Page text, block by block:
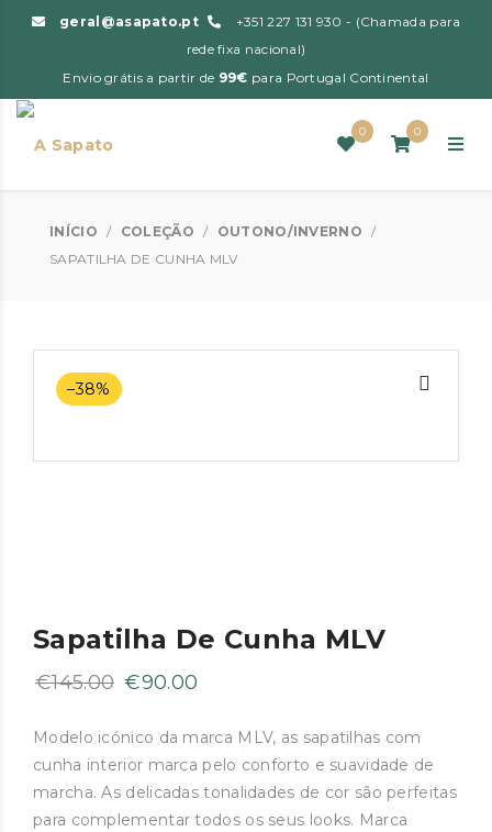
geral@asapato.pt
+351 227 131 930 - (Chamada para
rede fixa nacional)
Envio grátis a partir de 99€ para Portugal Continental
0 0
INÍCIO / COLEÇÃO / OUTONO/INVERNO
/
SAPATILHA DE CUNHA MLV
–38%
Sapatilha De Cunha MLV
€145.00 O
original
era:
€145.00.
€90.00
atual
é:
€90.00.
Modelo icónico da marca MLV, as sapatilhas com
cunha interior marca pelo conforto e suavidade de
marcha. As delicadas tonalidades de cor são perfeitas
para complementar todos os seus looks. Marca